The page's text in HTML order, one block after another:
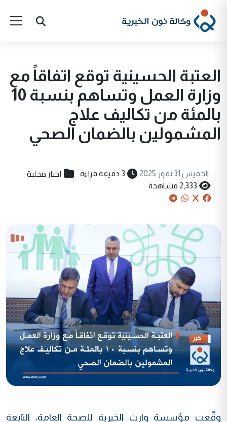
العتبة الحسينية توقع اتفاقاً مع
وزارة العمل وتساهم بنسبة 10
بالمئة من تكاليف علاج
المشمولين بالضمان الصحي
الخميس 31 تموز 2025 3 دقيقة قراءة اخبار محلية
2,333 مشاهدة
وقّعت مؤسسة وارث الخيرية للصحة العامة، التابعة